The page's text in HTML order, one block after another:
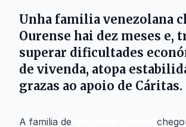
Unha familia venezolana
Ourense hai dez meses e,
superar dificultades
de vivenda, atopa
grazas ao apoio de Cáritas.
A familia de